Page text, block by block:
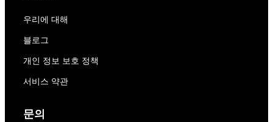
우리에 대해
블로그
개인 정보 보호 정책
서비스 약관
문의